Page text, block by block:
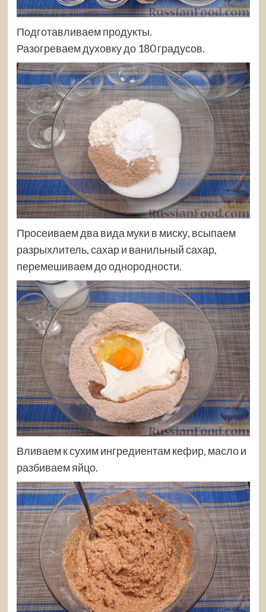
Подготавливаем продукты.
Разогреваем духовку до 180 градусов.
Просеиваем два вида муки в миску, всыпаем
разрыхлитель, сахар и ванильный сахар,
перемешиваем до однородности.
Вливаем к сухим ингредиентам кефир, масло и
разбиваем яйцо.